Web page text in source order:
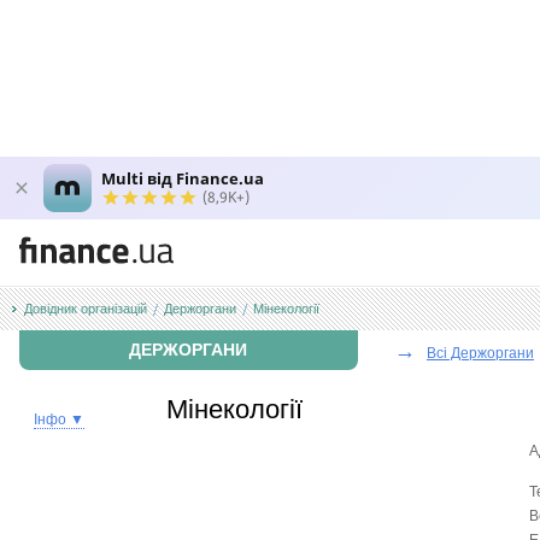
Multi від Finance.ua
(8,9K+)
Довідник організацій Держоргани Мінекології
ДЕРЖОРГАНИ → Всі Держоргани
Інфо ▼ Мінекології